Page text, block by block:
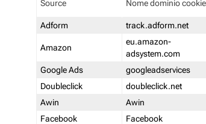
Source Nome dominio cookie
Adform track.adform.net
Amazon
eu.amazon-
adsystem.com
Google Ads googleadservices
Doubleclick
doubleclick.net
Awin
Awin
Facebook
Facebook